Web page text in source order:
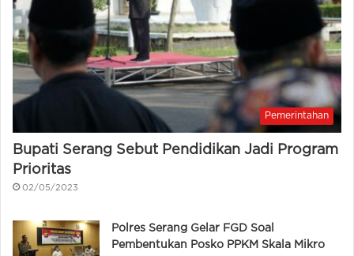
Pemerintahan
Bupati Serang Sebut Pendidikan Jadi Program
Prioritas
02/05/2023
Polres Serang Gelar FGD Soal
Pembentukan Posko PPKM Skala Mikro